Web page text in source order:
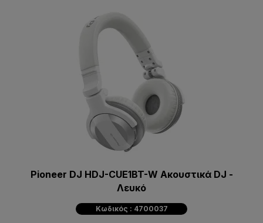
Pioneer DJ HDJ-CUE1BT-W Ακουστικά DJ -
Λευκό
Κωδικός : 4700037